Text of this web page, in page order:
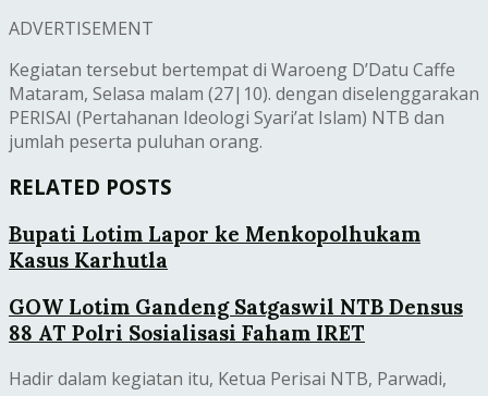
ADVERTISEMENT
Kegiatan tersebut bertempat di Waroeng D’Datu Caffe
Mataram, Selasa malam (27|10). dengan diselenggarakan
PERISAI (Pertahanan Ideologi Syari’at Islam) NTB dan
jumlah peserta puluhan orang.
RELATED POSTS
Bupati Lotim Lapor ke Menkopolhukam
Kasus Karhutla
GOW Lotim Gandeng Satgaswil NTB Densus
88 AT Polri Sosialisasi Faham IRET
Hadir dalam kegiatan itu, Ketua Perisai NTB, Parwadi,